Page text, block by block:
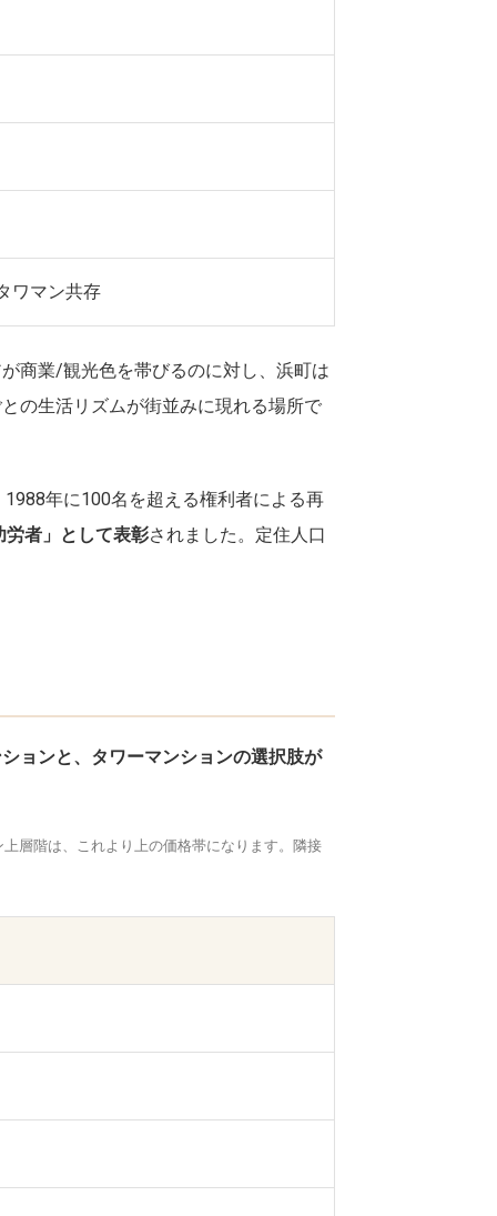
ワマン共存
商業/観光色を帯びるのに対し、浜町は
の生活リズムが街並みに現れる場所で
1988年に100名を超える権利者による再
者」として表彰されました。定住人口
ョンと、タワーマンションの選択肢が
層階は、これより上の価格帯になります。隣接